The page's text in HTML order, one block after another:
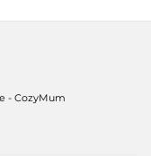
- CozyMum